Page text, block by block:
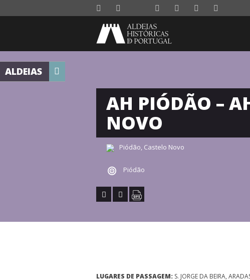
ALDEIAS
AH PIÓDÃO –
NOVO
Piódão, Castelo Novo
Piódão
LUGARES DE PASSAGEM: S. JORGE DA BEIRA,